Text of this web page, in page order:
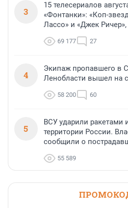
3
15 телесериалов
«Фонтанки»: «Коп-
Лассо» и «Джек
69 177 27
4
Экипаж пропавшего в
Ленобласти вышел на
58 200 60
5
ВСУ ударили ракетами
территории России.
сообщили о
55 589